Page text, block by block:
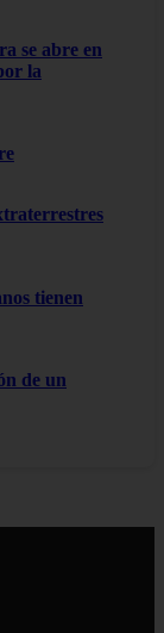
se abre en
la
tienen
de un